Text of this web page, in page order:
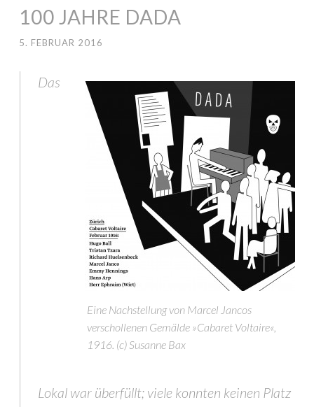
100 JAHRE DADA
5. FEBRUAR 2016
Eine Nachstellung von Marcel Jancos
verschollenen Gemälde »Cabaret Voltaire«,
1916. (c) Susanne Bax
Das
Lokal war überfüllt; viele konnten keinen Platz